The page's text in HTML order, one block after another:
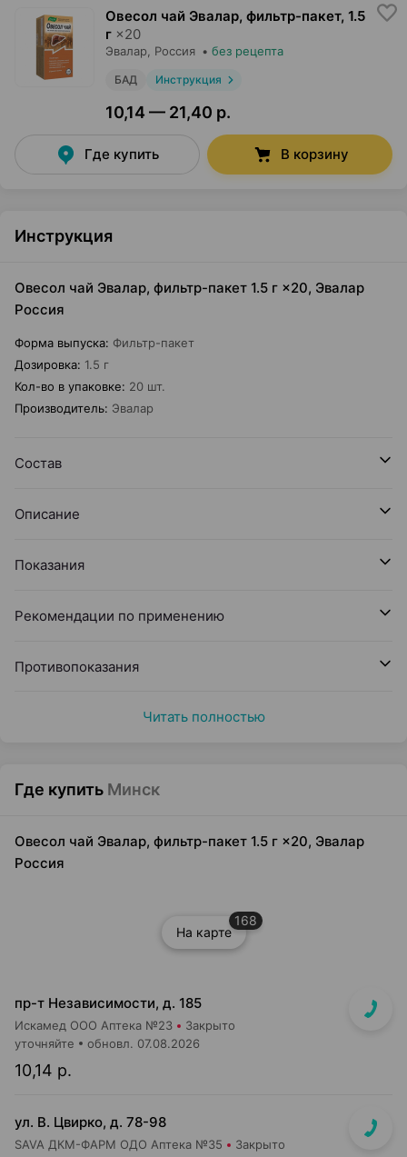
Овесол чай Эвалар, фильтр-пакет, 1.5
г ×20
Эвалар , Россия • без рецепта
БАД Инструкция
10,14 — 21,40 р.
Где купить В корзину
Инструкция
Овесол чай Эвалар, фильтр-пакет 1.5 г ×20, Эвалар
Россия
Форма выпуска: Фильтр-пакет
Дозировка: 1.5 г
Кол-во в упаковке: 20 шт.
Производитель: Эвалар
Состав
Описание
Показания
Рекомендации по применению
Противопоказания
Читать полностью
Где купить Минск
Овесол чай Эвалар, фильтр-пакет 1.5 г ×20, Эвалар
Россия
На карте
168
пр-т Независимости, д. 185
Искамед ООО Аптека №23 Закрыто
10,14 р.
уточняйте обновл. 07.08.2026
ул. В. Цвирко, д. 78-98
SAVA ДКМ-ФАРМ ОДО Аптека №35 Закрыто